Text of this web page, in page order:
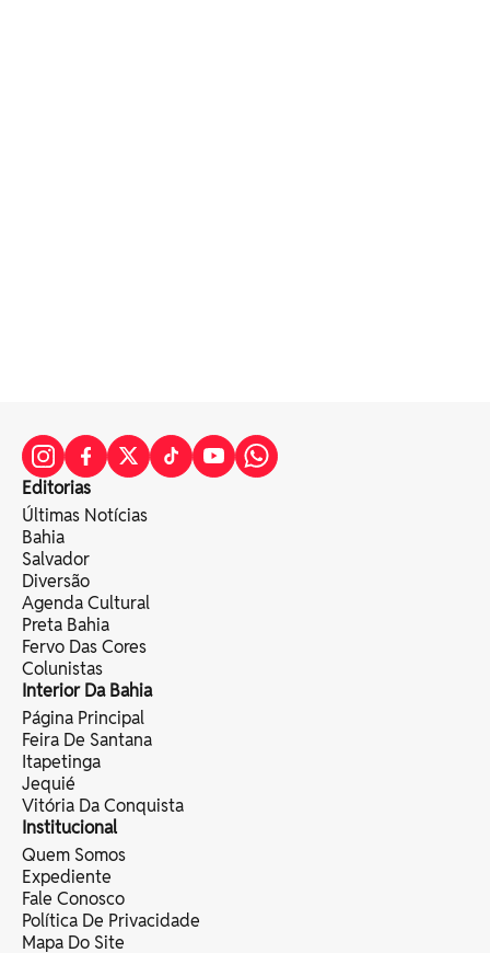
Editorias
Últimas Notícias
Bahia
Salvador
Diversão
Agenda Cultural
Preta Bahia
Fervo Das Cores
Colunistas
Interior Da Bahia
Página Principal
Feira De Santana
Itapetinga
Jequié
Vitória Da Conquista
Institucional
Quem Somos
Expediente
Fale Conosco
Política De Privacidade
Mapa Do Site